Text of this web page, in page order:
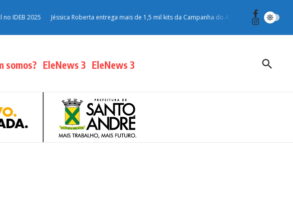
2025 Jéssica Roberta entrega mais de 1,5 mil kits da Campanha do Agasalho para moradores do
somos? EleNews 3 EleNews 3